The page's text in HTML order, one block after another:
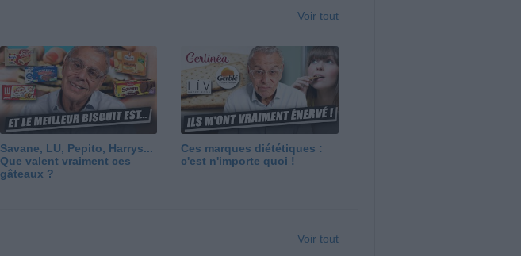
Voir tout
Savane, LU, Pepito, Harrys...
Que valent vraiment ces
gâteaux ?
Ces marques diététiques :
c'est n'importe quoi !
Voir tout